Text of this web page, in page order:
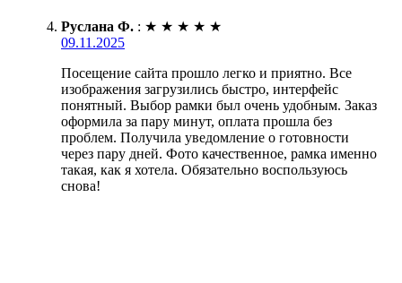
Руслана Ф. : ★ ★ ★ ★ ★
09.11.2025
Посещение сайта прошло легко и приятно. Все
изображения загрузились быстро, интерфейс
понятный. Выбор рамки был очень удобным. Заказ
оформила за пару минут, оплата прошла без
проблем. Получила уведомление о готовности
через пару дней. Фото качественное, рамка именно
такая, как я хотела. Обязательно воспользуюсь
снова!